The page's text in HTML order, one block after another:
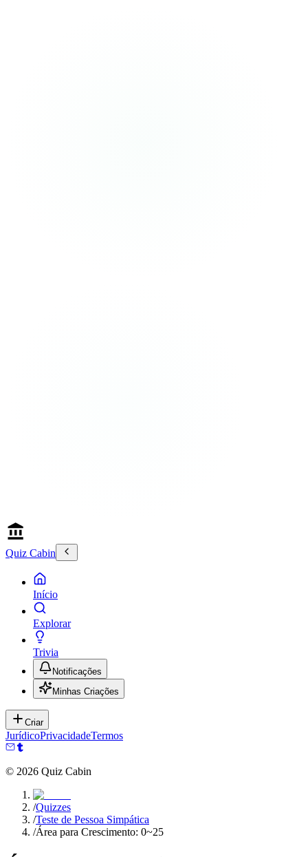
Quiz Cabin
Início
Explorar
Trivia
Notificações
Minhas Criações
Criar
JurídicoPrivacidadeTermos
© 2026 Quiz Cabin
/Quizzes
/Teste de Pessoa Simpática
/Área para Crescimento: 0~25